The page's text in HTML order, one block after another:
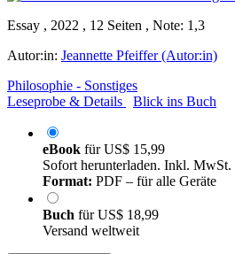
Essay , 2022 , 12 Seiten , Note: 1,3
Autor:in: Jeannette Pfeiffer (Autor:in)
Philosophie - Sonstiges
Leseprobe & Details
Blick ins Buch
eBook fürUS$ 15,99
Sofort herunterladen. Inkl. MwSt.
Format: PDF – für alle Geräte
Buch fürUS$ 18,99
Versand weltweit